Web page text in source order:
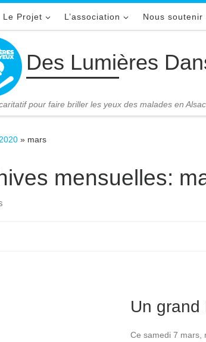
Le Projet L’association Nous soutenir
Des Lumières
pour faire briller les yeux des malades en
» mars
mensuelles:
Un grand
Ce samedi 7 mars,